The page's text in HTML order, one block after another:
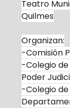
Teatro
Quilmes
Organizan:
-Comisión
-Colegio
Poder
-Colegio